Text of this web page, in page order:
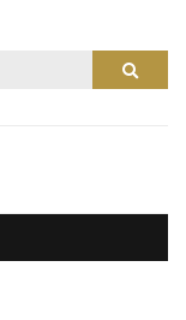
Search